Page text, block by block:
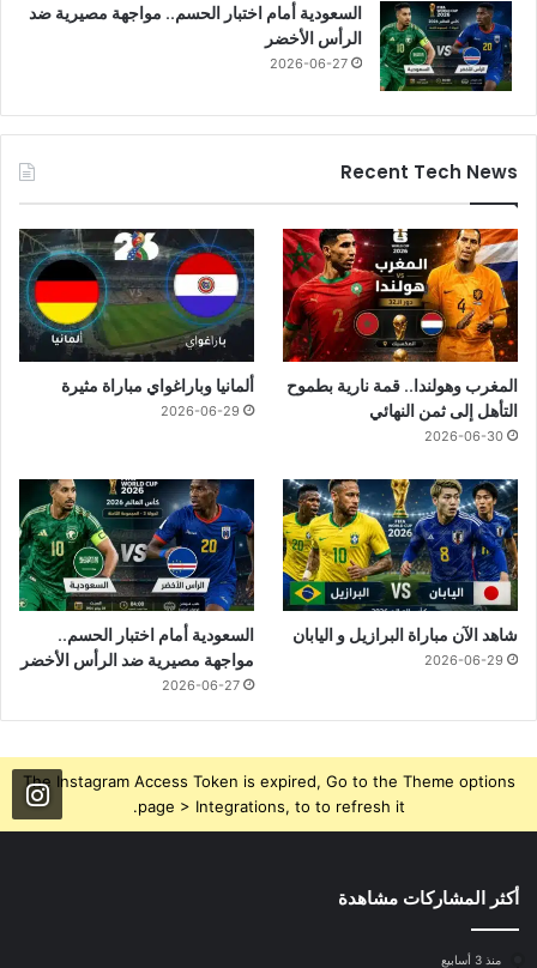
السعودية أمام اختبار الحسم.. مواجهة مصيرية ضد
الرأس الأخضر
2026-06-27
Recent Tech News
المغرب وهولندا.. قمة نارية بطموح
التأهل إلى ثمن النهائي
2026-06-30
ألمانيا وباراغواي مباراة مثيرة
2026-06-29
شاهد الآن مباراة البرازيل و اليابان
2026-06-29
السعودية أمام اختبار الحسم..
مواجهة مصيرية ضد الرأس الأخضر
2026-06-27
The Instagram Access Token is expired, Go to the Theme options
page > Integrations, to to refresh it.
أكثر المشاركات مشاهدة
منذ 3 أسابيع